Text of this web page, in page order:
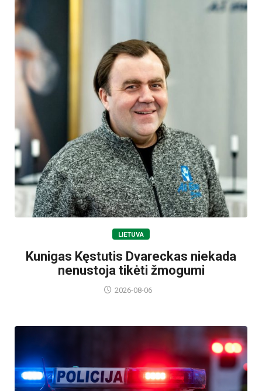
LIETUVA
Kunigas Kęstutis Dvareckas niekada
nenustoja tikėti žmogumi
2026-08-06